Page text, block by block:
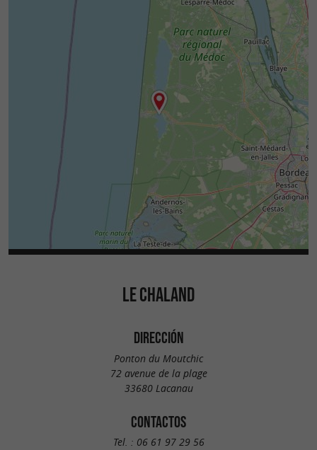
LE CHALAND
DIRECCIÓN
Ponton du Moutchic
72 avenue de la plage
33680 Lacanau
CONTACTOS
Tel. : 06 61 97 29 56